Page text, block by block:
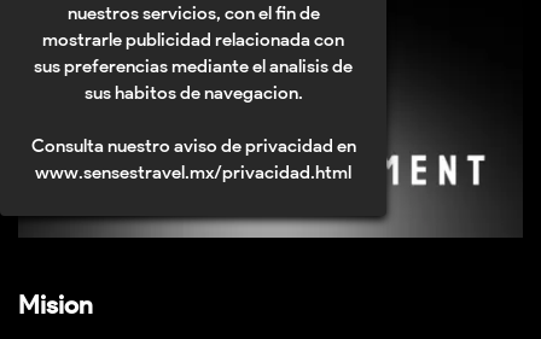
nuestros servicios, con el fin de
mostrarle publicidad relacionada con
sus preferencias mediante el analisis de
sus habitos de navegacion.
Consulta nuestro aviso de privacidad en
www.sensestravel.mx/privacidad.html
Mision